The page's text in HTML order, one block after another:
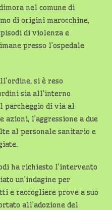
nel comune di
di origini marocchine,
di violenza e
presso l’ospedale
si è reso
sia all’interno
parcheggio di via al
azioni, l’aggressione a due
al personale sanitario e
ha richiesto l’intervento
un’indagine per
e raccogliere prove a suo
all’adozione del